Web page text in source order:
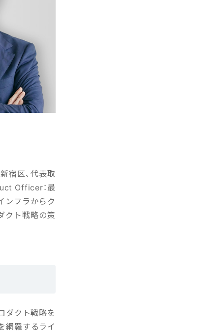
宿区、代表取
Officer：最
ンフラからク
クト戦略の策
ダクト戦略を
網羅するライ